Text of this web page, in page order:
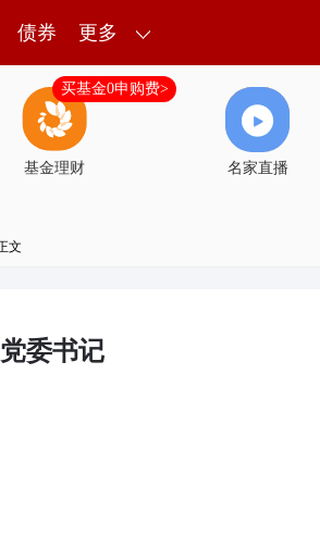
债券 更多
基金理财
买基金0申购费>
名家直播
文
委书记